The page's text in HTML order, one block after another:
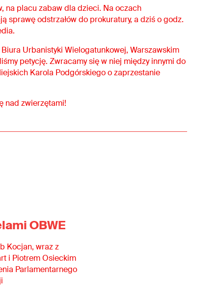
na placu zabaw dla dzieci. Na oczach
sprawę odstrzałów do prokuratury, a dziś o godz.
Urbanistyki Wielogatunkowej, Warszawskim
petycję. Zwracamy się w niej między innymi do
Karola Podgórskiego o zaprzestanie
nad zwierzętami!
OBWE
Kocjan, wraz z
i Piotrem Osieckim
Parlamentarnego